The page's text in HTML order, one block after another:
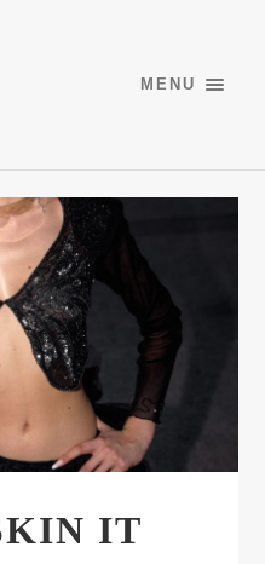
MENU
IT